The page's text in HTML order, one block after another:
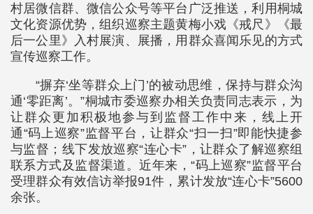
村居微信群、微信公众号等平台广泛推送，利用桐城
文化资源优势，组织巡察主题黄梅小戏《戒尺》《最
后一公里》入村展演、展播，用群众喜闻乐见的方式
宣传巡察工作。
“摒弃‘坐等群众上门’的被动思维，保持与群众沟
通‘零距离’。”桐城市委巡察办相关负责同志表示，为
让群众更加积极地参与到监督工作中来，线上开
通“码上巡察”监督平台，让群众“扫一扫”即能快捷参
与监督；线下发放巡察“连心卡”，让群众了解巡察组
联系方式及监督渠道。近年来，“码上巡察”监督平台
受理群众有效信访举报91件，累计发放“连心卡”5600
余张。